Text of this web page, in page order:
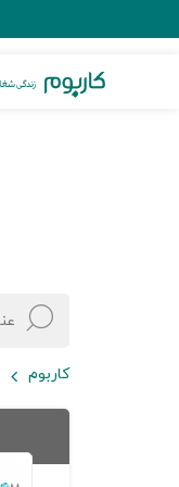
کاربوم